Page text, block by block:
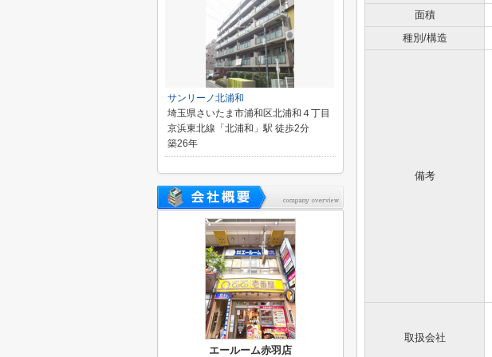
面積
種別/構造
備考
取扱会社
サンリーノ北浦和
埼玉県さいたま市浦和区北浦和４丁目
京浜東北線「北浦和」駅 徒歩2分
築26年
エールーム赤羽店